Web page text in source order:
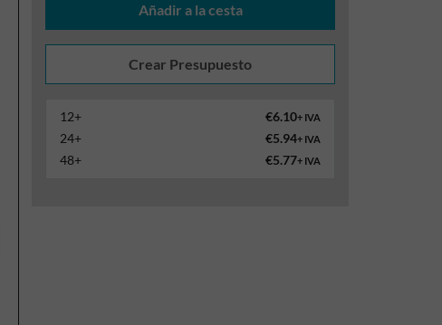
Añadir a la cesta
12+ €6.10+ IVA
24+ €5.94+ IVA
48+ €5.77+ IVA